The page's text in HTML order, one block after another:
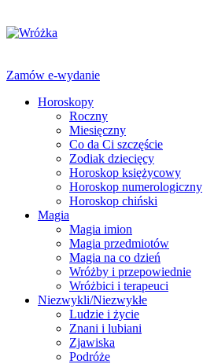
Zamów e-wydanie
Horoskopy
Roczny
Miesięczny
Co da Ci szczęście
Zodiak dziecięcy
Horoskop księżycowy
Horoskop numerologiczny
Horoskop chiński
Magia
Magia imion
Magia przedmiotów
Magia na co dzień
Wróżby i przepowiednie
Wróżbici i terapeuci
Niezwykli/Niezwykłe
Ludzie i życie
Znani i lubiani
Zjawiska
Podróże